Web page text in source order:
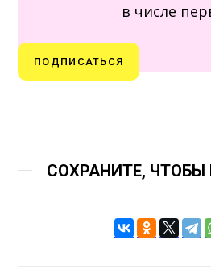
в числе
ПОДПИСАТЬСЯ
СОХРАНИТЕ, ЧТОБЫ